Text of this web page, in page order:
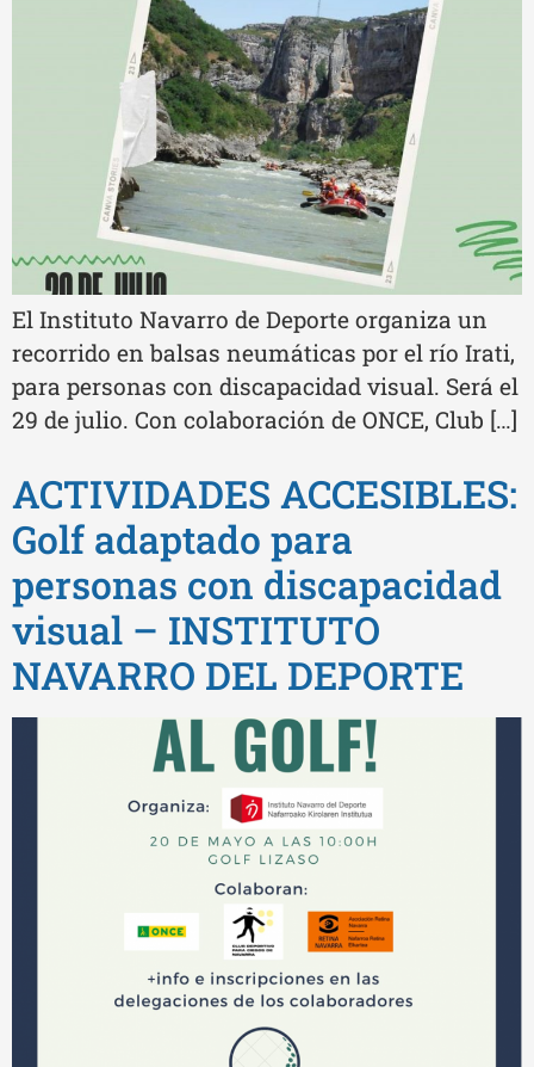
El Instituto Navarro de Deporte organiza un
recorrido en balsas neumáticas por el río Irati,
para personas con discapacidad visual. Será el
29 de julio. Con colaboración de ONCE, Club […]
ACTIVIDADES ACCESIBLES:
Golf adaptado para
personas con discapacidad
visual – INSTITUTO
NAVARRO DEL DEPORTE